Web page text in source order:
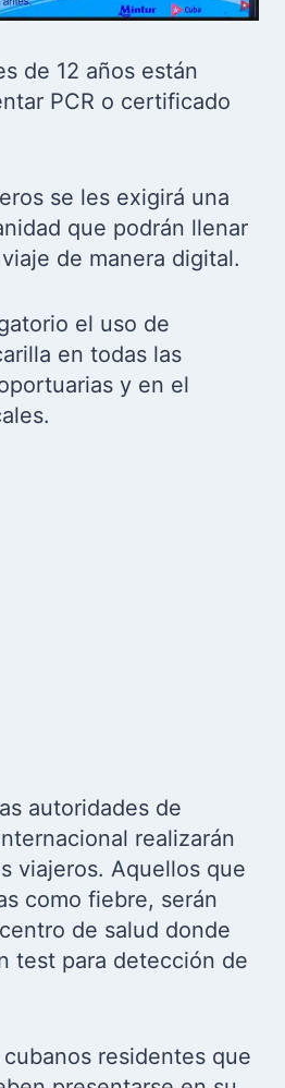
de 12 años están
PCR o certificado
se les exigirá una
que podrán llenar
de manera digital.
el uso de
en todas las
y en el
autoridades de
realizarán
viajeros. Aquellos que
como fiebre, serán
de salud donde
test para detección de
residentes que